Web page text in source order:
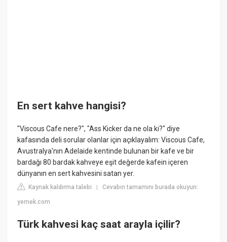
En sert kahve hangisi?
"Viscous Cafe nere?", "Ass Kicker da ne ola ki?" diye
kafasında deli sorular olanlar için açıklayalım: Viscous Cafe,
Avustralya'nın Adelaide kentinde bulunan bir kafe ve bir
bardağı 80 bardak kahveye eşit değerde kafein içeren
dünyanın en sert kahvesini satan yer.
Kaynak kaldırma talebi |Cevabın tamamını burada okuyun:
yemek.com
Türk kahvesi kaç saat arayla içilir?